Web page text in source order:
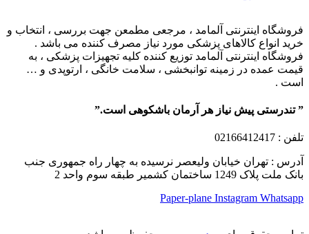
فروشگاه اینترنتی آلمامد ، مرجعی مطمعن جهت بررسی ، انتخاب و
خرید انواع کالاهای پزشکی مورد نیاز مصرف کننده می باشد .
فروشگاه اینترنتی آلمامد توزیع کننده کلیه تجهیزات پزشکی ، به
قیمت عمده در زمینه توانبخشی ، سلامت خانگی ، ارتوپدی و …
است .
” تندرستی پیش نیاز هر آرمان باشکوهی است.”
تلفن : 02166412417
آدرس : تهران خیابان ولیعصر نرسیده به چهار راه جمهوری جنب
بانک ملت پلاک 1249 ساختمان کشمیر طبقه سوم واحد 2
Paper-plane Instagram Whatsapp